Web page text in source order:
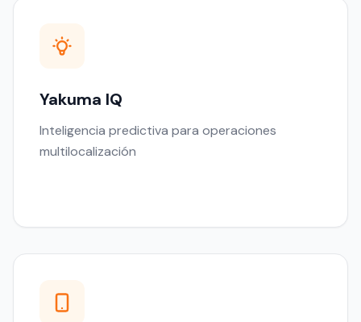
Yakuma IQ
Inteligencia predictiva para operaciones
multilocalización